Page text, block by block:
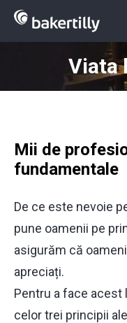
Viata
Mii de
fundamentale
De ce este nevoie
pune oamenii pe
asigurăm că
apreciați.
Pentru a face acest
celor trei principii